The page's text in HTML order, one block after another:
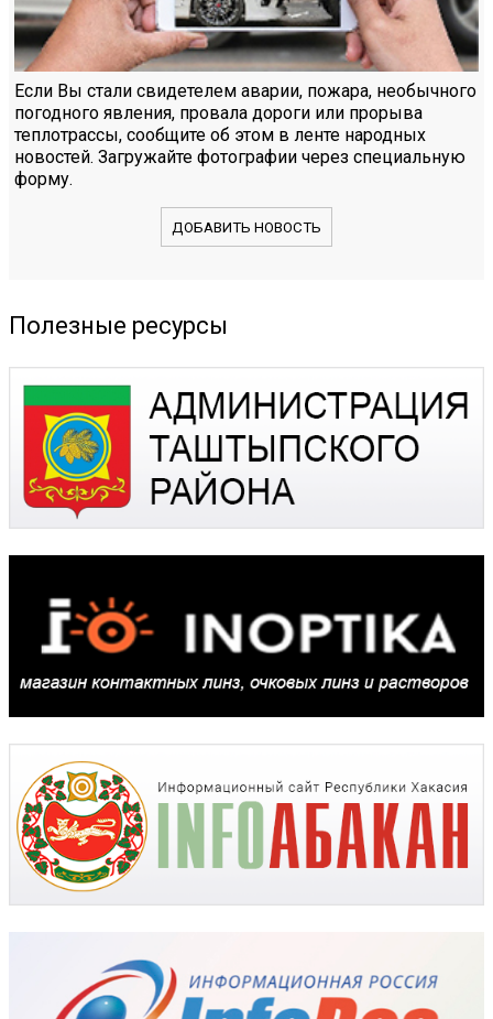
Если Вы стали свидетелем аварии, пожара, необычного
погодного явления, провала дороги или прорыва
теплотрассы, сообщите об этом в ленте народных
новостей. Загружайте фотографии через специальную
форму.
ДОБАВИТЬ НОВОСТЬ
Полезные ресурсы